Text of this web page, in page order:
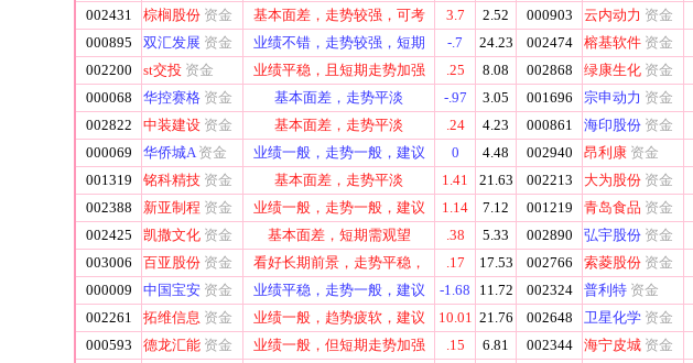
002431
棕榈股份 资金 基本面差，走势较强，可考 3.7 2.52 000903 云内动力 资金
000895
双汇发展 资金 业绩不错，走势较强，短期 -.7 24.23 002474 榕基软件 资金
002200
st交投 资金 业绩平稳，且短期走势加强 .25 8.08 002868 绿康生化 资金
000068
华控赛格 资金 基本面差，走势平淡 -.97 3.05 001696 宗申动力 资金
002822
中装建设 资金 基本面差，走势平淡 .24 4.23 000861 海印股份 资金
000069
华侨城A 资金 业绩一般，走势一般，建议 0 4.48 002940 昂利康 资金
001319
铭科精技 资金 基本面差，走势平淡 1.41 21.63 002213 大为股份 资金
002388
新亚制程 资金 业绩一般，走势一般，建议 1.14 7.12 001219 青岛食品 资金
002425
凯撒文化 资金 基本面差，短期需观望 .38 5.33 002890 弘宇股份 资金
003006
百亚股份 资金 看好长期前景，走势平稳， .17 17.53 002766 索菱股份 资金
000009
中国宝安 资金 业绩平稳，走势一般，建议 -1.68 11.72 002324 普利特 资金
002261
拓维信息 资金 业绩一般，趋势疲软，建议 10.01 21.76 002648 卫星化学 资金
000593
德龙汇能 资金 业绩一般，但短期走势加强 .15 6.81 002344 海宁皮城 资金